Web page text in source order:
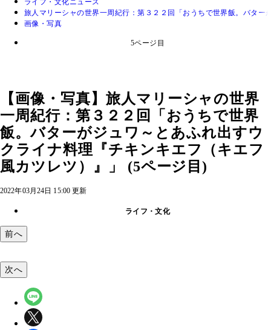
旅人マリーシャの世界一周紀行：第３２２回「おうちで世界飯。バタ
画像・写真
5ページ目
【画像・写真】旅人マリーシャの世界
一周紀行：第３２２回「おうちで世界
飯。バターがジュワ～とあふれ出すウ
クライナ料理『チキンキエフ（キエフ
風カツレツ）』」 (5ページ目)
2022年03月24日 15:00 更新
ライフ・文化
前へ
次へ